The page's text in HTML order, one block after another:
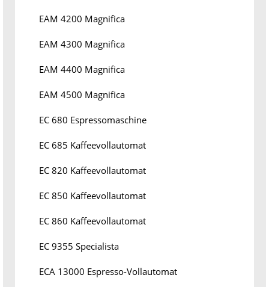
EAM 4200 Magnifica
EAM 4300 Magnifica
EAM 4400 Magnifica
EAM 4500 Magnifica
EC 680 Espressomaschine
EC 685 Kaffeevollautomat
EC 820 Kaffeevollautomat
EC 850 Kaffeevollautomat
EC 860 Kaffeevollautomat
EC 9355 Specialista
ECA 13000 Espresso-Vollautomat